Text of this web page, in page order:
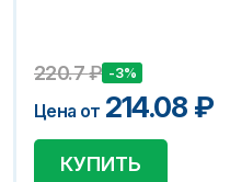
220.7₽ -3%
Цена от 214.08 ₽
КУПИТЬ